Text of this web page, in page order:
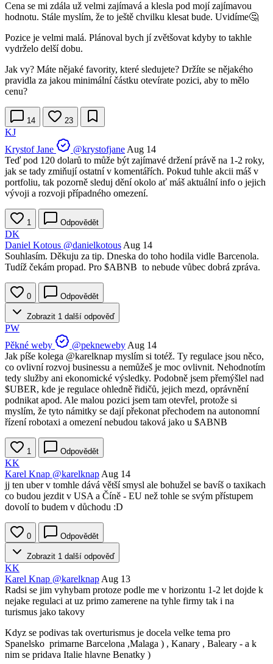
Cena se mi zdála už velmi zajímavá a klesla pod mojí zajímavou
hodnotu. Stále myslím, že to ještě chvilku klesat bude. Uvidíme🤔
Pozice je velmi malá. Plánoval bych jí zvětšovat kdyby to takhle
vydrželo delší dobu.
Jak vy? Máte nějaké favority, které sledujete? Držíte se nějakého
pravidla za jakou minimální částku otevírate pozici, aby to mělo
cenu?
14 23
KJ
Krystof Jane
@krystofjane Aug 14
Teď pod 120 dolarů to může být zajímavé držení právě na 1-2 roky,
jak se tady zmiňují ostatní v komentářích. Pokud tuhle akcii máš v
portfoliu, tak pozorně sleduj dění okolo ať máš aktuální info o jejich
vývoji a rozvoji případného omezení.
1 Odpovědět
DK
Daniel Kotous @danielkotous Aug 14
Souhlasím. Děkuju za tip. Dneska do toho hodila vidle Barcenola.
Tudíž čekám propad. Pro $ABNB to nebude vůbec dobrá zpráva.
0 Odpovědět
Zobrazit 1 další odpověď
PW
Pěkné weby
@pekneweby Aug 14
Jak píše kolega @karelknap myslím si totéž. Ty regulace jsou něco,
co ovlivní rozvoj businessu a nemůžeš je moc ovlivnit. Nehodnotím
tedy služby ani ekonomické výsledky. Podobně jsem přemýšlel nad
$UBER, kde je regulace ohledně řidičů, jejich mezd, oprávnění
podnikat apod. Ale malou pozici jsem tam otevřel, protože si
myslím, že tyto námitky se dají překonat přechodem na autonomní
řízení robotaxi a omezení nebudou taková jako u $ABNB
1 Odpovědět
KK
Karel Knap @karelknap Aug 14
jj ten uber v tomhle dává větší smysl ale bohužel se bavíš o taxikach
co budou jezdit v USA a Číně - EU než tohle se svým přístupem
dovolí to budem v důchodu :D
0 Odpovědět
Zobrazit 1 další odpověď
KK
Karel Knap @karelknap Aug 13
Radsi se jim vyhybam protoze podle me v horizontu 1-2 let dojde k
nejake regulaci at uz primo zamerene na tyhle firmy tak i na
turismus jako takovy
Kdyz se podivas tak overturismus je docela velke tema pro
Spanelsko primarne Barcelona ,Malaga ) , Kanary , Baleary - a k
nim se pridava Italie hlavne Benatky )